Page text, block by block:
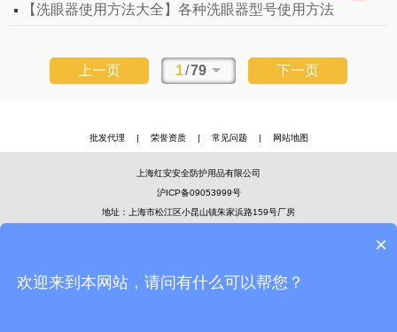
【洗眼器使用方法大全】各种洗眼器型号使用方法
上一页 1/79 下一页
批发代理 | 荣誉资质 | 常见问题 | 网站地图
上海红安安全防护用品有限公司
沪ICP备09053999号
地址：上海市松江区小昆山镇朱家浜路159号厂房
×
欢迎来到本网站，请问有什么可以帮您？